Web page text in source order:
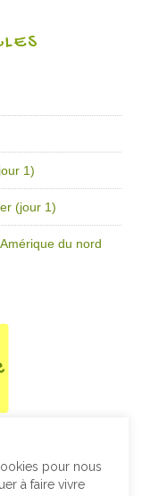
1)
(jour 1)
du nord
pour nous
à faire vivre